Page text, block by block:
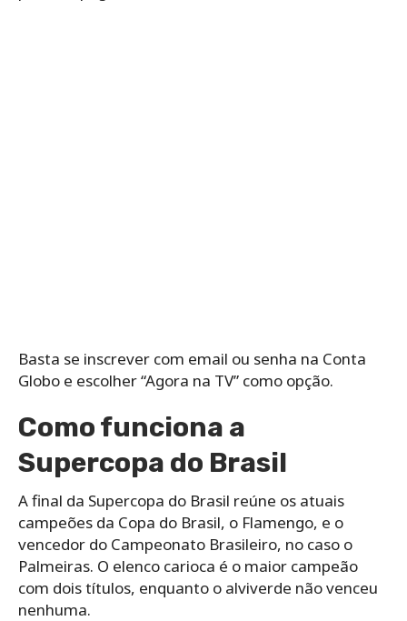
Basta se inscrever com email ou senha na Conta
Globo e escolher “Agora na TV” como opção.
Como funciona a
Supercopa do Brasil
A final da Supercopa do Brasil reúne os atuais
campeões da Copa do Brasil, o Flamengo, e o
vencedor do Campeonato Brasileiro, no caso o
Palmeiras. O elenco carioca é o maior campeão
com dois títulos, enquanto o alviverde não venceu
nenhuma.